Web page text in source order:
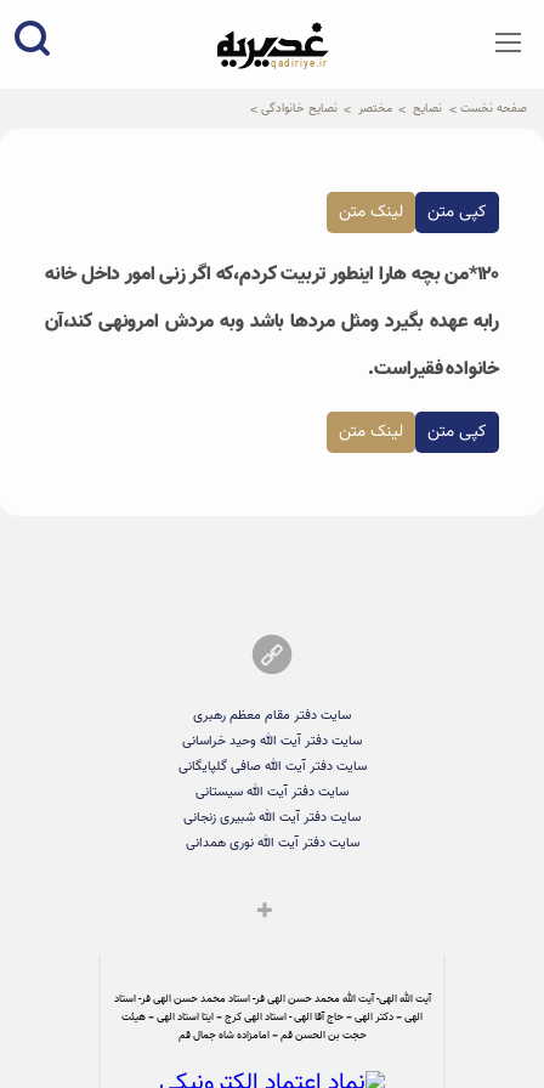
qadiriye.ir
نشریه ی غدیریه-بیانات استاد
صفحه نخست نصایح مختصر نصایح خانوادگی
کپی متن لینک متن
۱۲۰*من بچه هارا اینطور تربیت کردم،که اگر زنی امور داخل خانه
رابه عهده بگیرد ومثل مردها باشد وبه مردش امرونهی کند،آن
خانواده فقیراست.
کپی متن لینک متن
سایت دفتر مقام معظم رهبری
سایت دفتر آیت الله وحید خراسانی
سایت دفتر آیت الله صافی گلپایگانی
سایت دفتر آیت الله سیستانی
سایت دفتر آیت الله شبیری زنجانی
سایت دفتر آیت الله نوری همدانی
آیت الله الهی- آیت الله محمد حسن الهی فر- استاد محمد حسن الهی فر- استاد
الهی – دکتر الهی – حاج آقا الهی - استاد الهی کرج – ایتا استاد الهی – هیئت
حجت بن الحسن قم – امامزاده شاه جمال قم